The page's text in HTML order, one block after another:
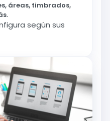
áreas, timbrados,
según sus